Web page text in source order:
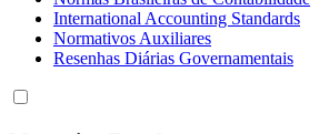
International Accounting Standards
Normativos Auxiliares
Resenhas Diárias Governamentais